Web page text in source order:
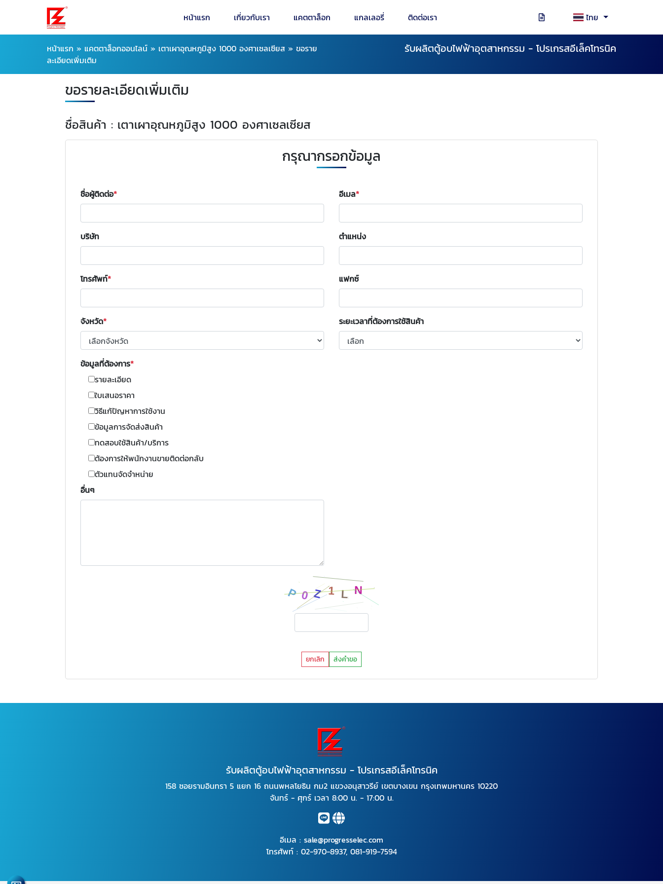
หน้าแรก เกี่ยวกับเรา แคตตาล็อก แกลเลอรี่ ติดต่อเรา ไทย
หน้าแรก » แคตตาล็อกออนไลน์ » เตาเผาอุณหภูมิสูง 1000 องศาเซลเซียส » ขอราย
ละเอียดเพิ่มเติม
รับผลิตตู้อบไฟฟ้าอุตสาหกรรม - โปรเกรสอีเล็คโทรนิค
ขอรายละเอียดเพิ่มเติม
ชื่อสินค้า : เตาเผาอุณหภูมิสูง 1000 องศาเซลเซียส
กรุณากรอกข้อมูล
ชื่อผู้ติดต่อ อีเมล
บริษัท ตำแหน่ง
โทรศัพท์ แฟกซ์
จังหวัด ระยะเวลาที่ต้องการใช้สินค้า
ข้อมูลที่ต้องการ
รายละเอียด
ใบเสนอราคา
วิธีแก้ปัญหาการใช้งาน
ข้อมูลการจัดส่งสินค้า
ทดสอบใช้สินค้า/บริการ
ต้องการให้พนักงานขายติดต่อกลับ
ตัวแทนจัดจำหน่าย
อื่นๆ
ยกเลิก ส่งคำขอ
รับผลิตตู้อบไฟฟ้าอุตสาหกรรม - โปรเกรสอีเล็คโทรนิค
158 ซอยรามอินทรา 5 แยก 16 ถนนพหลโยธิน กม2 แขวงอนุสาวรีย์ เขตบางเขน กรุงเทพมหานคร 10220
จันทร์ - ศุกร์ เวลา 8:00 น. - 17:00 น.
อีเมล : sale@progresselec.com
โทรศัพท์ : 02-970-8937, 081-919-7594